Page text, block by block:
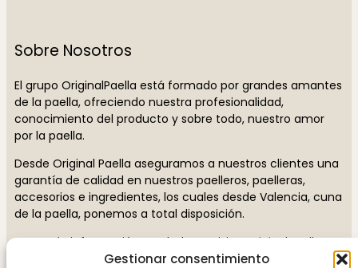
Gestionar consentimiento
Sobre Nosotros
El grupo OriginalPaella está formado por grandes amantes
de la paella, ofreciendo nuestra profesionalidad,
conocimiento del producto y sobre todo, nuestro amor
por la paella.
Desde Original Paella aseguramos a nuestros clientes una
garantía de calidad en nuestros paelleros, paelleras,
accesorios e ingredientes, los cuales desde Valencia, cuna
de la paella, ponemos a total disposición.
Para más información, no dude en visitaroriginalpaella.es